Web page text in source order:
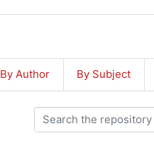
By Author By Subject